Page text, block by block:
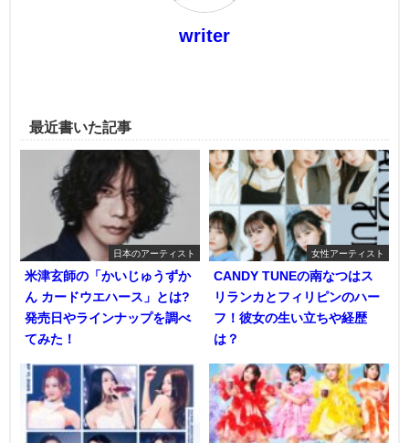
writer
最近書いた記事
日本のアーティスト
米津玄師の「かいじゅうずか
ん カードウエハース」とは?
発売日やラインナップを調べ
てみた！
女性アーティスト
CANDY TUNEの南なつはス
リランカとフィリピンのハー
フ！彼女の生い立ちや経歴
は？